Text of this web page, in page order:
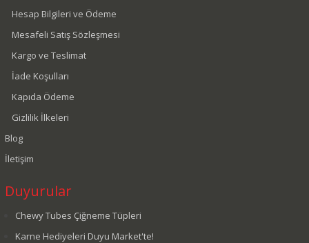
Hesap Bilgileri ve Ödeme
Mesafeli Satış Sözleşmesi
Kargo ve Teslimat
İade Koşulları
Kapıda Ödeme
Gizlilik İlkeleri
Blog
İletişim
Duyurular
Chewy Tubes Çiğneme Tüpleri
Karne Hediyeleri Duyu Market'te!